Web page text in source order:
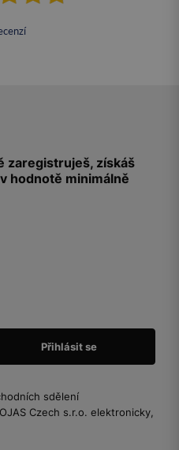
zaregistruješ, získáš
hodnotě minimálně
sdělení
Czech s.r.o. elektronicky,